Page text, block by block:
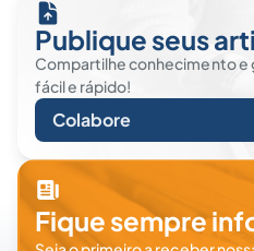
Publique seus
Compartilhe conhecimento e
fácil e rápido!
Colabore
Fique sempre